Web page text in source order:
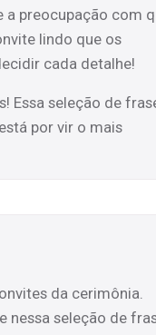
a preocupação com
lindo que os
cada detalhe!
Essa seleção de
por vir o mais
da cerimônia.
nessa seleção de